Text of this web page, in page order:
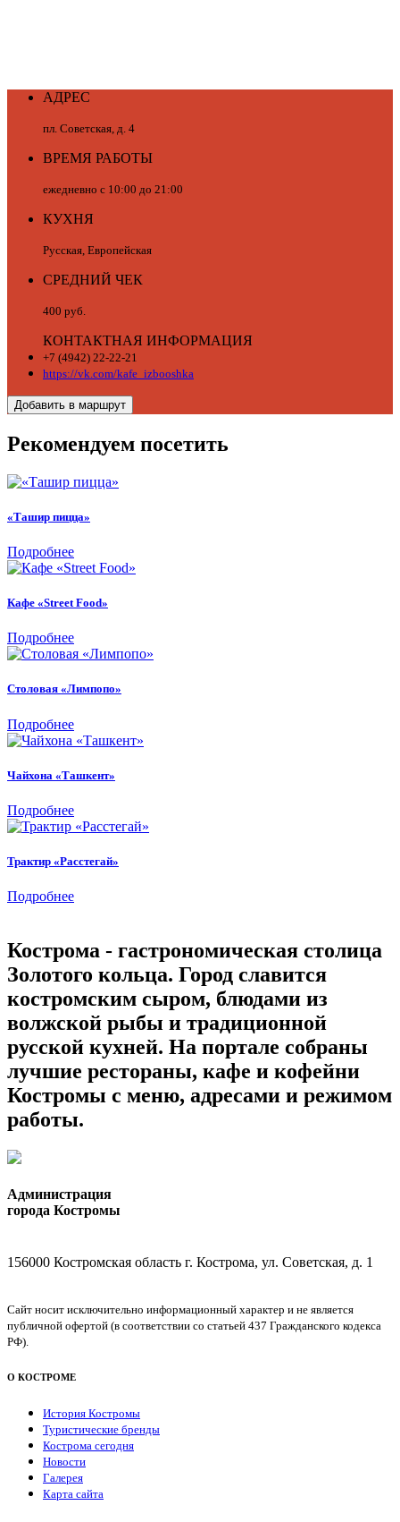
АДРЕС
пл. Советская, д. 4
ВРЕМЯ РАБОТЫ
ежедневно с 10:00 до 21:00
КУХНЯ
Русская, Европейская
СРЕДНИЙ ЧЕК
400 руб.
КОНТАКТНАЯ ИНФОРМАЦИЯ
+7 (4942) 22-22-21
https://vk.com/kafe_izbooshka
Добавить в маршрут
Рекомендуем посетить
«Ташир пицца»
Подробнее
Кафе «Street Food»
Подробнее
Столовая «Лимпопо»
Подробнее
Чайхона «Ташкент»
Подробнее
Трактир «Расстегай»
Подробнее
Кострома - гастрономическая столица
Золотого кольца. Город славится
костромским сыром, блюдами из
волжской рыбы и традиционной
русской кухней. На портале собраны
лучшие рестораны, кафе и кофейни
Костромы с меню, адресами и режимом
работы.
Администрация
города Костромы
156000 Костромская область г. Кострома, ул. Советская, д. 1
Сайт носит исключительно информационный характер и не является
публичной офертой (в соответствии со статьей 437 Гражданского кодекса
РФ).
О КОСТРОМЕ
История Костромы
Туристические бренды
Кострома сегодня
Новости
Галерея
Карта сайта